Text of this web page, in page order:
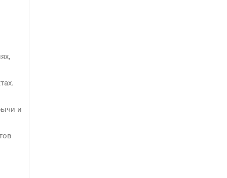
и